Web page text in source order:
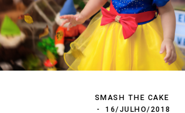
SMASH THE CAKE
16/JULHO/2018